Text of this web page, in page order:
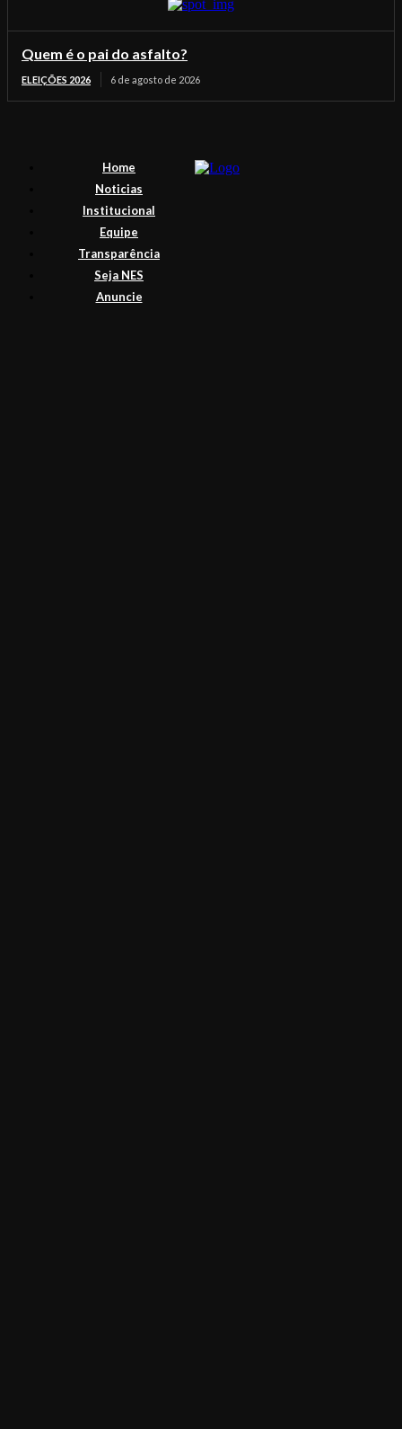
Quem é o pai do asfalto?
ELEIÇÕES 2026 6 de agosto de 2026
Home
Noticias
Institucional
Equipe
Transparência
Seja NES
Anuncie